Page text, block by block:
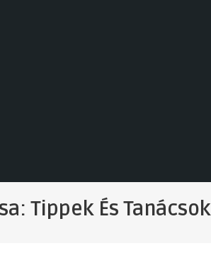
Tippek És Tanácsok